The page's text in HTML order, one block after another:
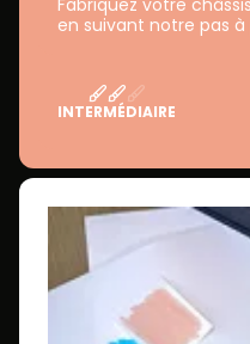
en suivant notre pas à
INTERMÉDIAIRE